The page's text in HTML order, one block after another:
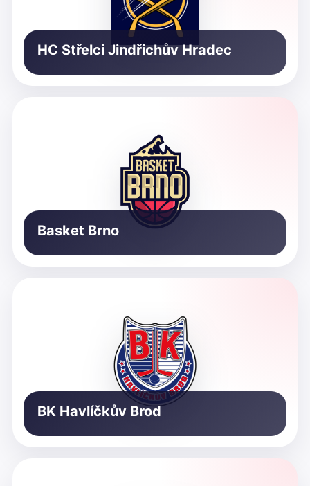
HC Střelci Jindřichův Hradec
Basket Brno
BK Havlíčkův Brod